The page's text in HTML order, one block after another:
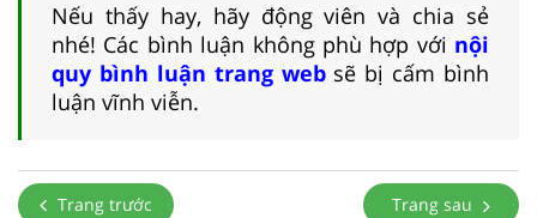
Nếu thấy hay, hãy động viên và chia sẻ
nhé! Các bình luận không phù hợp với nội
quy bình luận trang websẽ bị cấm bình
luận vĩnh viễn.
Trang trước Trang sau